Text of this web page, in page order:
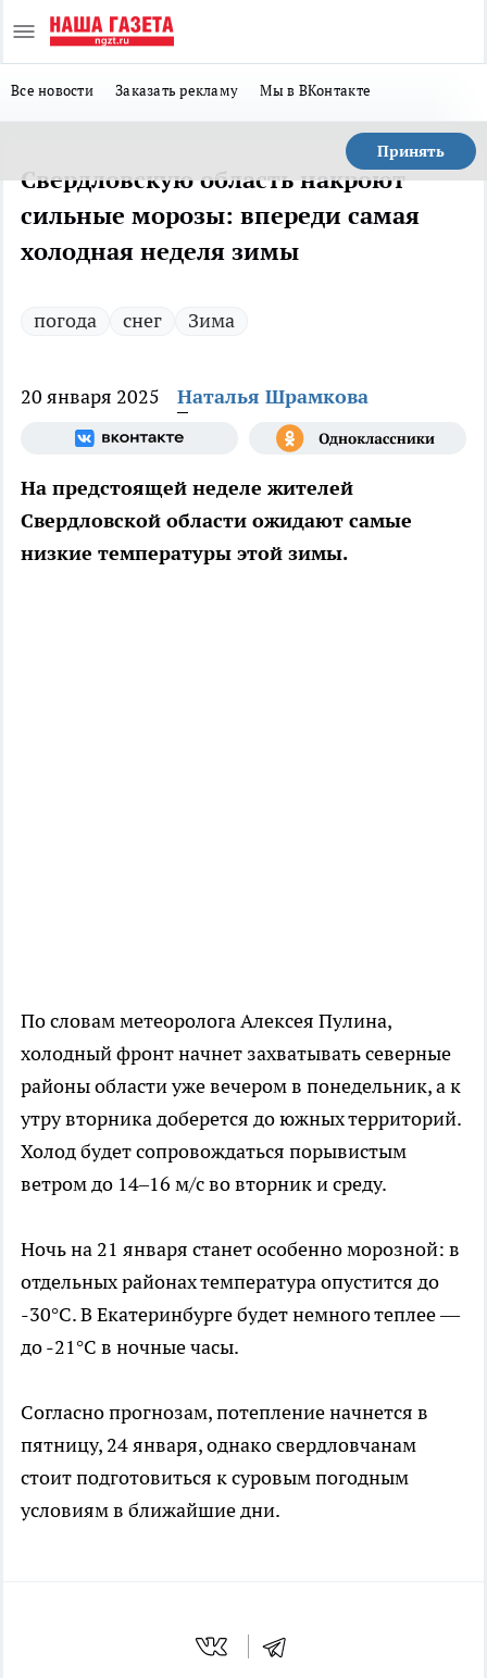
Все новости Заказать рекламу Мы в ВКонтакте
Принять
Свердловскую область накроют
сильные морозы: впереди самая
холодная неделя зимы
погода снег Зима
20 января 2025 Наталья Шрамкова
На предстоящей неделе жителей
Свердловской области ожидают самые
низкие температуры этой зимы.
По словам метеоролога Алексея Пулина,
холодный фронт начнет захватывать северные
районы области уже вечером в понедельник, а к
утру вторника доберется до южных территорий.
Холод будет сопровождаться порывистым
ветром до 14–16 м/с во вторник и среду.
Ночь на 21 января станет особенно морозной: в
отдельных районах температура опустится до
-30°C. В Екатеринбурге будет немного теплее —
до -21°C в ночные часы.
Согласно прогнозам, потепление начнется в
пятницу, 24 января, однако свердловчанам
стоит подготовиться к суровым погодным
условиям в ближайшие дни.